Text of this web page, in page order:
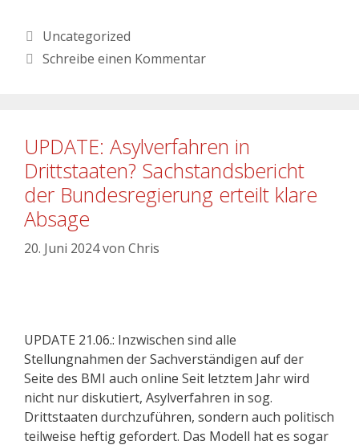
Uncategorized
Schreibe einen Kommentar
UPDATE: Asylverfahren in
Drittstaaten? Sachstandsbericht
der Bundesregierung erteilt klare
Absage
20. Juni 2024von Chris
UPDATE 21.06.: Inzwischen sind alle
Stellungnahmen der Sachverständigen auf der
Seite des BMI auch online Seit letztem Jahr wird
nicht nur diskutiert, Asylverfahren in sog.
Drittstaaten durchzuführen, sondern auch politisch
teilweise heftig gefordert. Das Modell hat es sogar